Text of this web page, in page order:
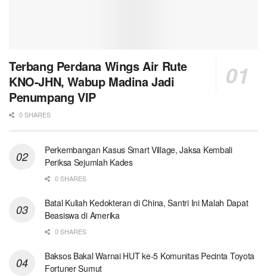
Terbang Perdana Wings Air Rute
KNO-JHN, Wabup Madina Jadi
Penumpang VIP
0 SHARES
Perkembangan Kasus Smart Village, Jaksa Kembali
Periksa Sejumlah Kades
0 SHARES
Batal Kuliah Kedokteran di China, Santri Ini Malah Dapat
Beasiswa di Amerika
0 SHARES
Baksos Bakal Warnai HUT ke-5 Komunitas Pecinta Toyota
Fortuner Sumut